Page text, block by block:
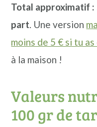
Total approximatif :
part. Une version
moins de 5 € si tu
à la maison !
Valeurs
100 gr de